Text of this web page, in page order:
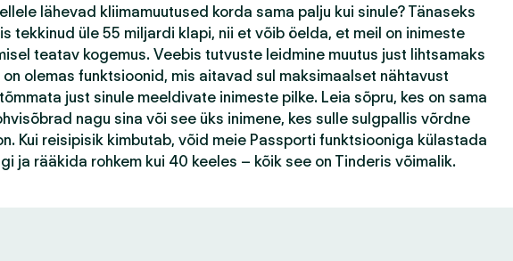
lähevad kliimamuutused korda sama palju kui sinule? Tänaseks
tekkinud üle 55 miljardi klapi, nii et võib öelda, et meil on inimeste
teatav kogemus. Veebis tutvuste leidmine muutus just lihtsamaks
olemas funktsioonid, mis aitavad sul maksimaalset nähtavust
just sinule meeldivate inimeste pilke. Leia sõpru, kes on sama
nagu sina või see üks inimene, kes sulle sulgpallis võrdne
Kui reisipisik kimbutab, võid meie Passporti funktsiooniga külastada
ja rääkida rohkem kui 40 keeles – kõik see on Tinderis võimalik.